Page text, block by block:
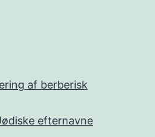
af berberisk
efternavne